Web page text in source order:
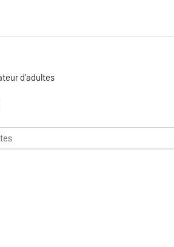
d'adultes